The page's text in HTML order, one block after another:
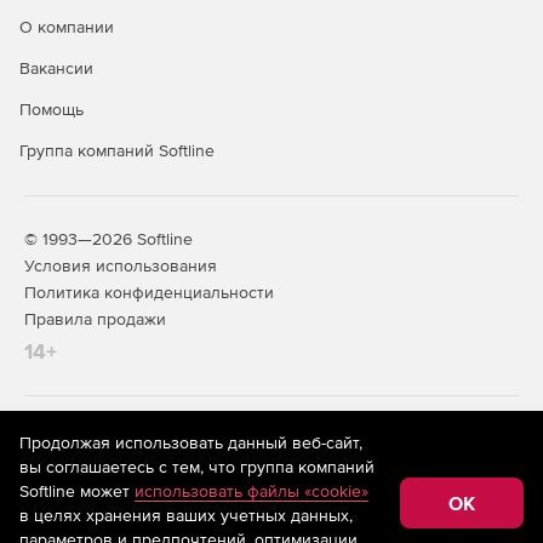
обозначению крепежа ГОСТ 1759.0):
направление резьбы;
класс/группа прочности;
толщина покрытия.
Для новых стандартов добавлены следующие
свойства (в соответствии с требованиями к
О компании
Вакансии
Помощь
Группа компаний Softline
© 1993—2026 Softline
Условия использования
Политика конфиденциальности
Правила продажи
14+
На информационном ресурсе store.softline.ru применяются
рекомендательные технологии
(информационные технологии
предоставления информации на основе сбора,
систематизации и анализа сведений, относящихся к
предпочтениям пользователей сети «Интернет»,
находящихся на территории Российской Федерации)
Продолжая использовать данный веб-сайт,
вы соглашаетесь с тем, что группа компаний
Softline может использовать файлы «cookie»
в целях хранения ваших учетных данных,
OK